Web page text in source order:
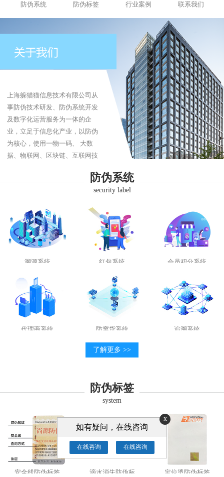
防伪系统 防伪标签 行业案例 联系我们
上海躲猫猫信息技术有限公司从
事防伪技术研发、防伪系统开发
及数字化运营服务为一体的企
业，立足于信息化产业，以防伪
为核心，使用一物一码、 大数
据、物联网、区块链、互联网技
防窜货、追溯系统、商品溯源、防伪系统
security label
溯源系统 红包系统 会员积分系统
代理商系统 防窜货系统 追溯系统
了解更多 >>
防伪标签
system
安全线防伪标签 滴水消失防伪标 定位烫防伪标签
x
如有疑问，在线咨询
在线咨询 在线咨询